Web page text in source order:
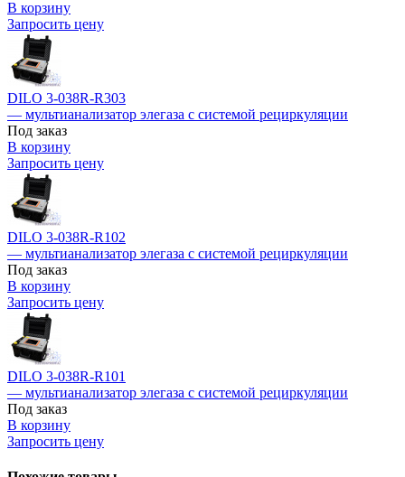
В корзину
Запросить цену
DILO 3-038R-R303
— мультианализатор элегаза с системой рециркуляции
Под заказ
В корзину
Запросить цену
DILO 3-038R-R102
— мультианализатор элегаза с системой рециркуляции
Под заказ
В корзину
Запросить цену
DILO 3-038R-R101
— мультианализатор элегаза с системой рециркуляции
Под заказ
В корзину
Запросить цену